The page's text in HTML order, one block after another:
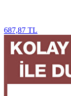
687,87 TL